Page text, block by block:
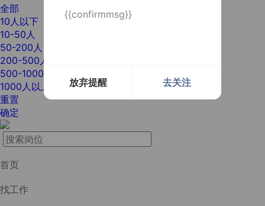
{{confirmmsg}}
放弃提醒 去关注
全部
10人以下
10-50人
50-200人
200-500人
500-1000人
1000人以上
重置
确定
首页
找工作